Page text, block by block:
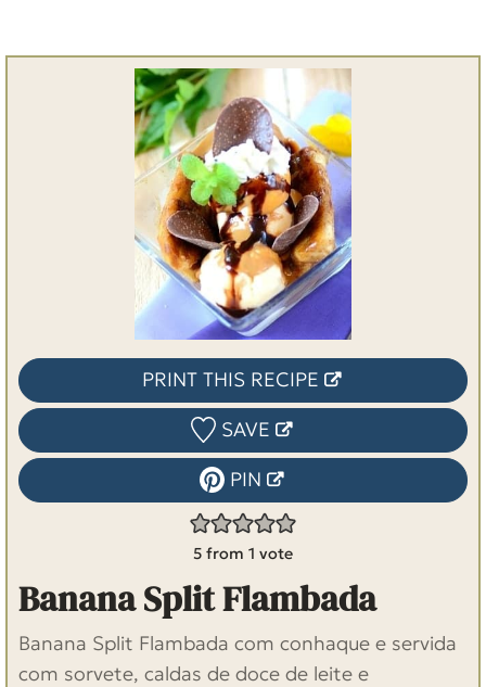
PRINT THIS RECIPE
SAVE
PIN
5 from 1 vote
Banana Split Flambada
Banana Split Flambada com conhaque e servida
com sorvete, caldas de doce de leite e